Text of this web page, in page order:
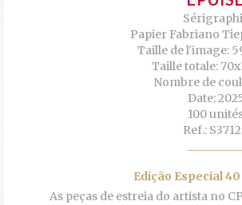
Papier Fabriano
Taille de l'image:
Taille totale:
Nombre de
Date:
100
Ref.:
Edição Especial 40
As peças de estreia do artista no